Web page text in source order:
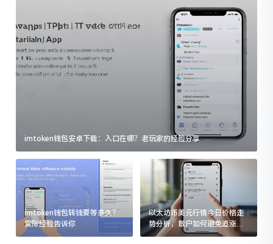
imtoken钱包安卓下载：入口在哪？老玩家的经验分享
imtoken钱包转钱要等多久？
实际经验告诉你
以太坊币美元行情今日价格走
势分析，散户如何避免追涨杀
跌被套牢